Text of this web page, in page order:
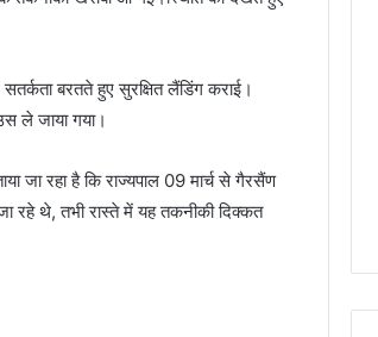
बरतते हुए सुरक्षित लैंडिंग कराई।
ले जाया गया।
जा रहा है कि राज्यपाल 09 मार्च से गैरसैंण
रहे थे, तभी रास्ते में यह तकनीकी दिक्कत